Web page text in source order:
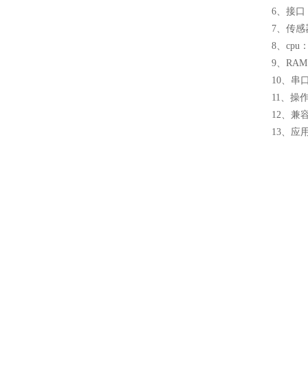
6、接口
7、传
8、cpu
9、
10、串
11、操
12、兼
13、应